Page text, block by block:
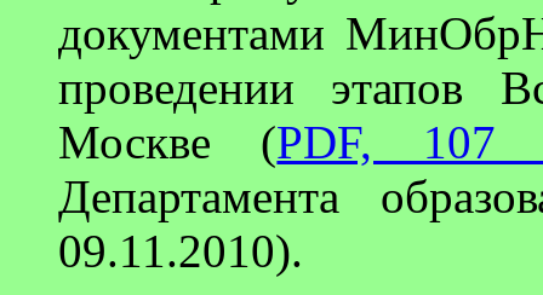
документами
проведении этапов
Москве (PDF, 107
Департамента
09.11.2010).